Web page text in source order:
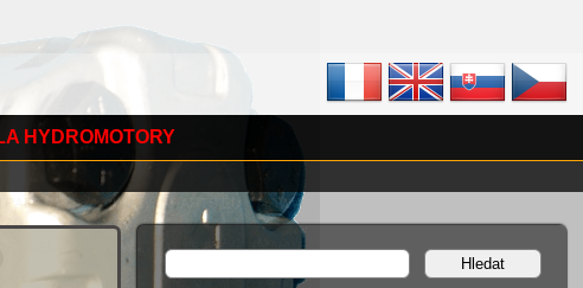
HYDROMOTORY